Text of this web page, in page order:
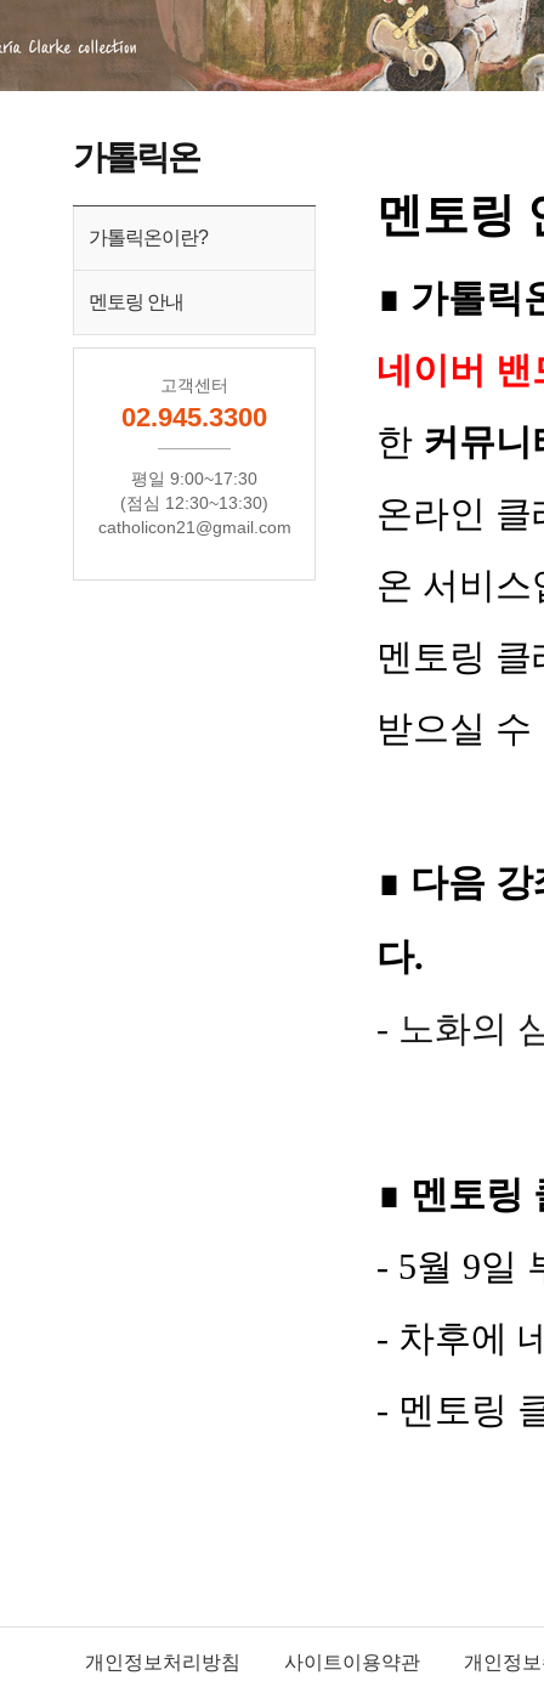
가톨릭온
가톨릭온이란?
멘토링 안내
고객센터
02.945.3300
평일 9:00~17:30
(점심 12:30~13:30)
catholicon21@gmail.com
멘토링
∎ 가톨릭
네이버 밴
한 커뮤니
온라인 클
온 서비스
멘토링
받으실 수
∎ 다음
다.
- 노화의
∎ 멘토링
- 5월 9일
- 차후에
- 멘토링
개인정보처리방침 사이트이용약관 개인정